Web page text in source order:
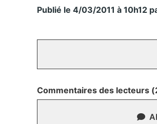
Publié le 4/03/2011 à 10h12
Commentaires des lecteurs